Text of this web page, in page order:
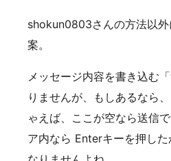
shokun0803さんの方法以
案。
メッセージ内容を書き込む
りませんが、もしあるなら
ゃえば、ここが空なら送信
ア内なら Enterキーを押し